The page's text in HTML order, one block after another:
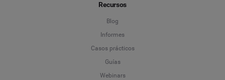
Recursos
Blog
Informes
Casos prácticos
Guías
Webinars